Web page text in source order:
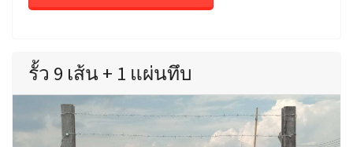
รั้ว 9 เส้น + 1 แผ่นทึบ